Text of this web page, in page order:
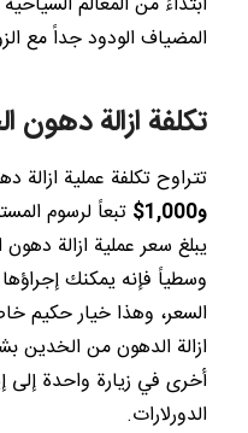
المضياف الودود جداً مع
تكلفة ازالة دهون
تتراوح تكلفة عملية
و1,000$
تبعاً لرسوم
وسطياً فإنه يمكنك
السعر، وهذا خيار حكيم
ازالة الدهون من الخدين
أخرى في زيارة واحدة إلى
الدورلارات.